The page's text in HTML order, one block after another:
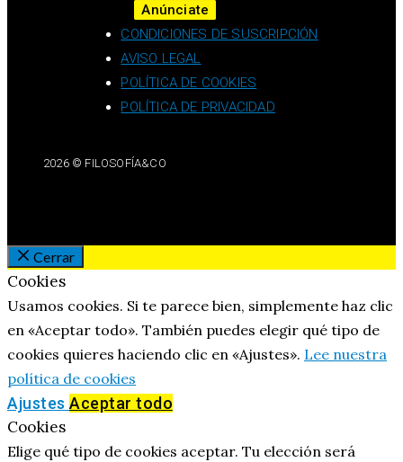
Anúnciate
CONDICIONES DE SUSCRIPCIÓN
AVISO LEGAL
POLÍTICA DE COOKIES
POLÍTICA DE PRIVACIDAD
2026 © FILOSOFÍA&CO
Cerrar
Cookies
Usamos cookies. Si te parece bien, simplemente haz clic
en «Aceptar todo». También puedes elegir qué tipo de
cookies quieres haciendo clic en «Ajustes». Lee nuestra
política de cookies
Ajustes Aceptar todo
Cookies
Elige qué tipo de cookies aceptar. Tu elección será